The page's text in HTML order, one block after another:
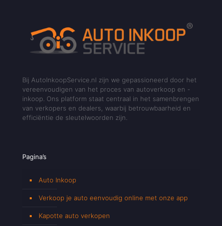
Bij AutoInkoopService.nl zijn we gepassioneerd door het
vereenvoudigen van het proces van autoverkoop en -
inkoop. Ons platform staat centraal in het samenbrengen
van verkopers en dealers, waarbij betrouwbaarheid en
efficiëntie de sleutelwoorden zijn.
Pagina’s
Auto Inkoop
Verkoop je auto eenvoudig online met onze app
Kapotte auto verkopen